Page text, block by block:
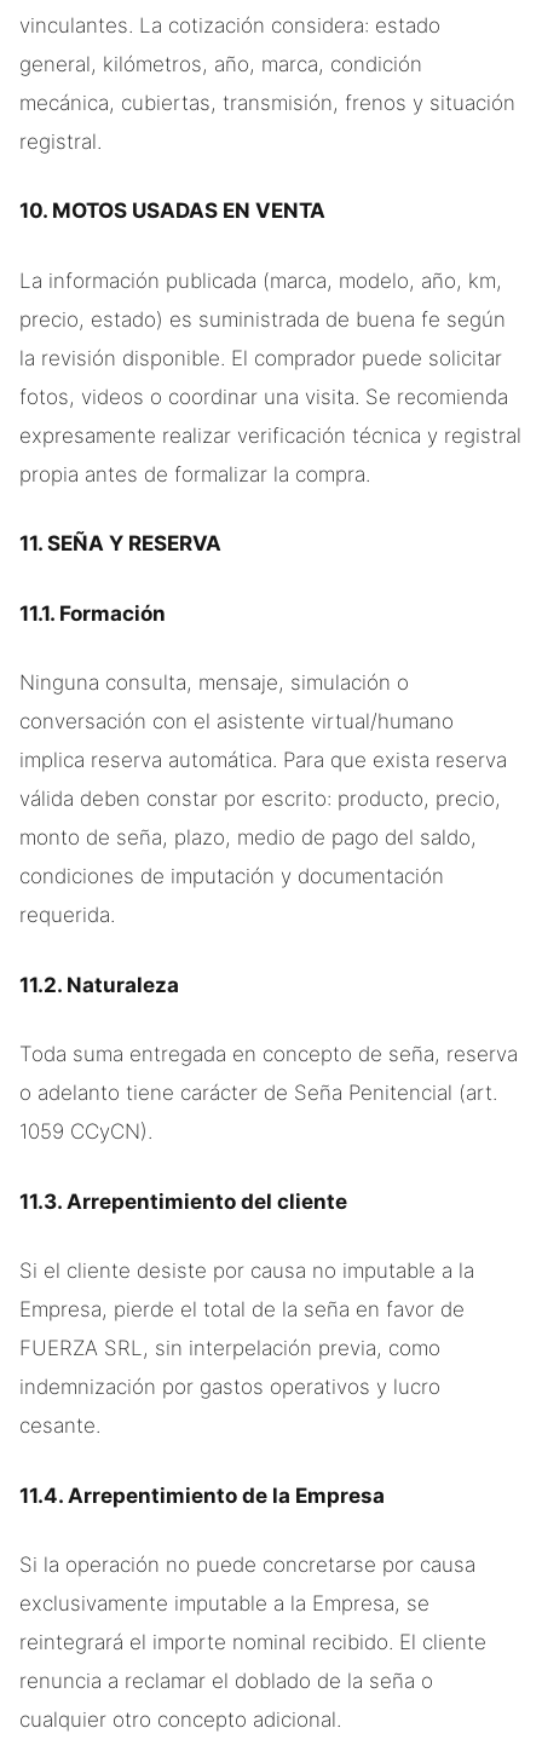
vinculantes. La cotización considera: estado
general, kilómetros, año, marca, condición
mecánica, cubiertas, transmisión, frenos y situación
registral.
10. MOTOS USADAS EN VENTA
La información publicada (marca, modelo, año, km,
precio, estado) es suministrada de buena fe según
la revisión disponible. El comprador puede solicitar
fotos, videos o coordinar una visita. Se recomienda
expresamente realizar verificación técnica y registral
propia antes de formalizar la compra.
11. SEÑA Y RESERVA
11.1. Formación
Ninguna consulta, mensaje, simulación o
conversación con el asistente virtual/humano
implica reserva automática. Para que exista reserva
válida deben constar por escrito: producto, precio,
monto de seña, plazo, medio de pago del saldo,
condiciones de imputación y documentación
requerida.
11.2. Naturaleza
Toda suma entregada en concepto de seña, reserva
o adelanto tiene carácter de Seña Penitencial (art.
1059 CCyCN).
11.3. Arrepentimiento del cliente
Si el cliente desiste por causa no imputable a la
Empresa, pierde el total de la seña en favor de
FUERZA SRL, sin interpelación previa, como
indemnización por gastos operativos y lucro
cesante.
11.4. Arrepentimiento de la Empresa
Si la operación no puede concretarse por causa
exclusivamente imputable a la Empresa, se
reintegrará el importe nominal recibido. El cliente
renuncia a reclamar el doblado de la seña o
cualquier otro concepto adicional.